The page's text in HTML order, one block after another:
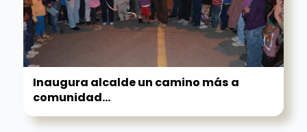
Inaugura alcalde un camino más a
comunidad...